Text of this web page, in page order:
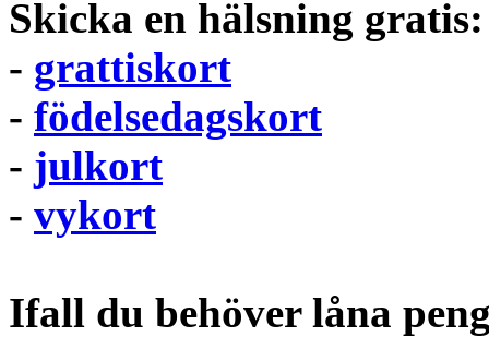
Skicka en hälsning gratis:
- grattiskort
- födelsedagskort
- julkort
- vykort
Ifall du behöver låna